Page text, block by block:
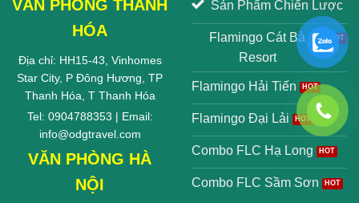
VĂN PHÒNG THANH
HÓA
Địa chỉ: HH15-43, Vinhomes
Star City, P Đông Hương, TP
Thanh Hóa, T Thanh Hóa
Tel: 0904788353 | Email:
info@odgtravel.com
VĂN PHÒNG HÀ
NỘI
Sản Phẩm Chiến Lược
Flamingo Cát Bà
Resort
Flamingo Hải Tiến
Flamingo Đại Lải
Combo FLC Hạ Long
Combo FLC Sầm Sơn